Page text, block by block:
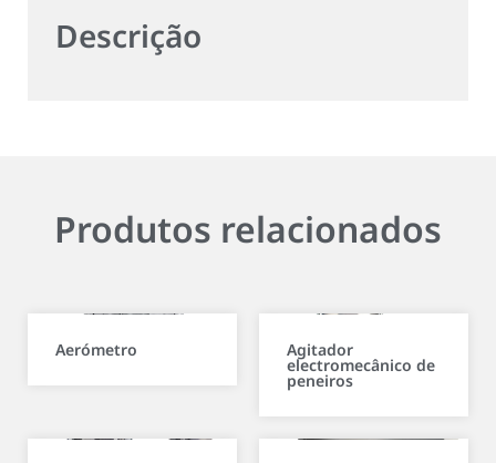
Descrição
Produtos relacionados
Aerómetro Agitador
electromecânico de
peneiros